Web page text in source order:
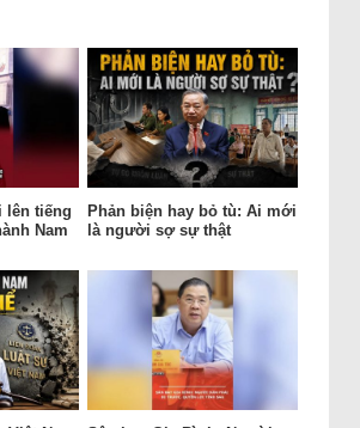
lên tiếng
Nam
Phản biện hay bỏ tù: Ai mới
là người sợ sự thật